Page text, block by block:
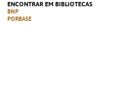
ENCONTRAR EM BIBLIOTECAS
BNP
PORBASE